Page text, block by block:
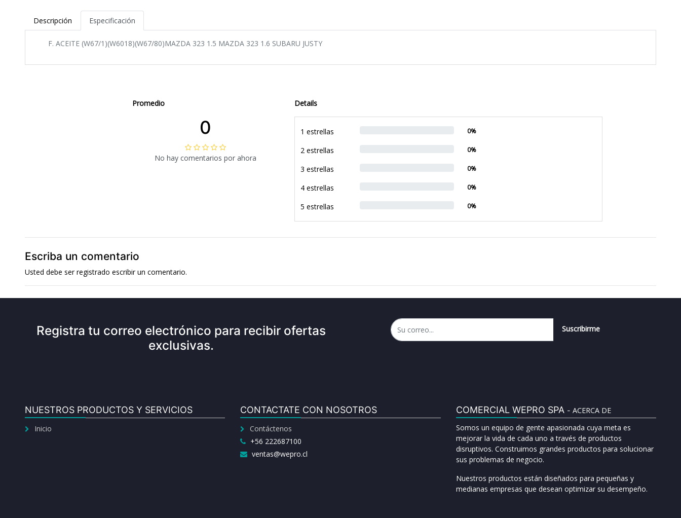
Descripción Especificación
F. ACEITE (W67/1)(W6018)(W67/80)MAZDA 323 1.5 MAZDA 323 1.6 SUBARU JUSTY
Promedio
0
No hay comentarios por ahora
Details
1 estrellas 0%
2 estrellas 0%
3 estrellas 0%
4 estrellas 0%
5 estrellas 0%
Escriba un comentario
Usted debe serregistrado escribir un comentario.
Registra tu correo electrónico para recibir ofertas
exclusivas.
Suscribirme
NUESTROS PRODUCTOS Y SERVICIOS
Inicio
CONTACTATE CON NOSOTROS
Contáctenos
+56 222687100
ventas@wepro.cl
COMERCIAL WEPRO SPA - ACERCA DE
Somos un equipo de gente apasionada cuya meta es
mejorar la vida de cada uno a través de productos
disruptivos. Construimos grandes productos para solucionar
sus problemas de negocio.
Nuestros productos están diseñados para pequeñas y
medianas empresas que desean optimizar su desempeño.